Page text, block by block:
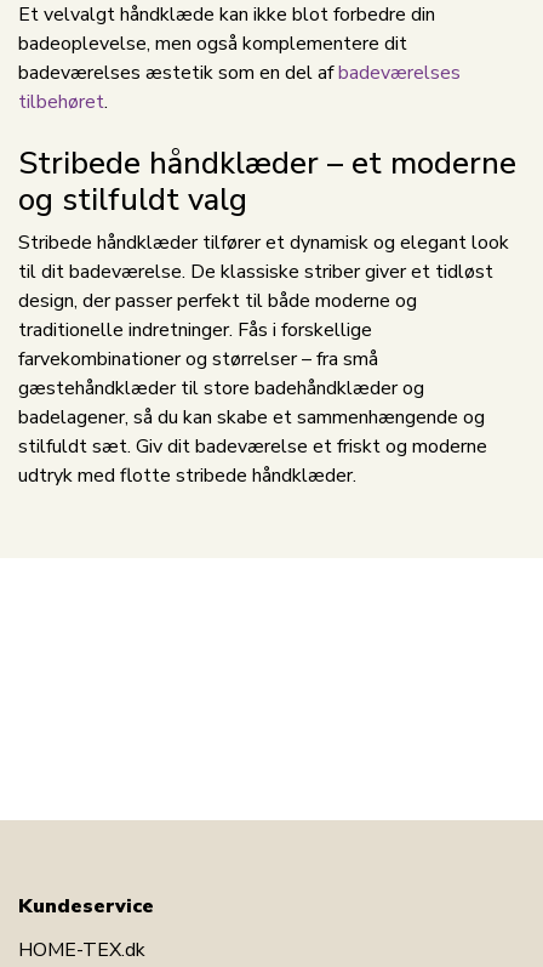
Et velvalgt håndklæde kan ikke blot forbedre din
badeoplevelse, men også komplementere dit
badeværelses æstetik som en del afbadeværelses
tilbehøret.
Stribede håndklæder – et moderne
og stilfuldt valg
Stribede håndklæder tilfører et dynamisk og elegant look
til dit badeværelse. De klassiske striber giver et tidløst
design, der passer perfekt til både moderne og
traditionelle indretninger. Fås i forskellige
farvekombinationer og størrelser – fra små
gæstehåndklæder til store badehåndklæder og
badelagener, så du kan skabe et sammenhængende og
stilfuldt sæt. Giv dit badeværelse et friskt og moderne
udtryk med flotte stribede håndklæder.
Kundeservice
HOME-TEX.dk